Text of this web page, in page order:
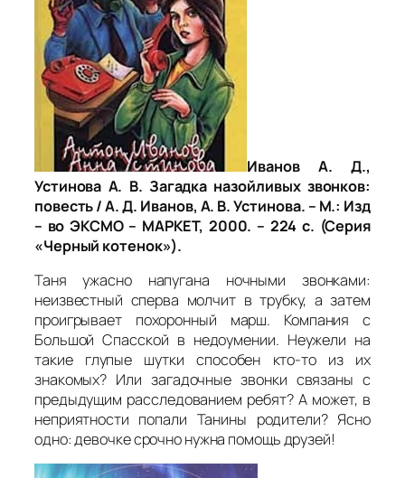
Иванов А. Д.,
Устинова А. В. Загадка назойливых звонков:
повесть / А. Д. Иванов, А. В. Устинова. – М.: Изд
– во ЭКСМО – МАРКЕТ, 2000. – 224 с. (Серия
«Черный котенок»).
Таня ужасно напугана ночными звонками:
неизвестный сперва молчит в трубку, а затем
проигрывает похоронный марш. Компания с
Большой Спасской в недоумении. Неужели на
такие глупые шутки способен кто-то из их
знакомых? Или загадочные звонки связаны с
предыдущим расследованием ребят? А может, в
неприятности попали Танины родители? Ясно
одно: девочке срочно нужна помощь друзей!